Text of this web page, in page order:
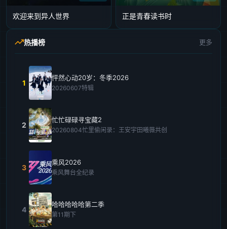
欢迎来到异人世界 正是青春读书时
热播榜 更多
1
怦然心动20岁：冬季2026
20260607特辑
2
忙忙碌碌寻宝藏2
20260804忙里偷闲录：王安宇田曦薇共创
3
乘风2026
乘风舞台全纪录
4
哈哈哈哈哈第二季
第11期下